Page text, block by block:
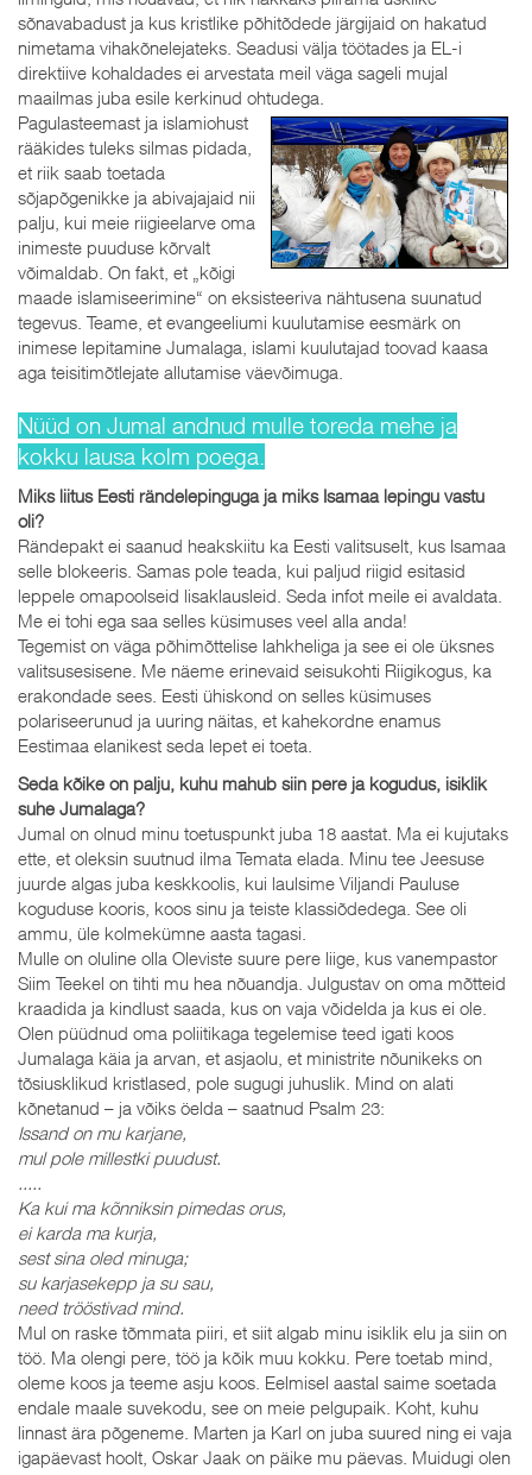
sõnavabadust ja kus kristlike põhitõdede järgijaid on hakatud
nimetama vihakõnelejateks. Seadusi välja töötades ja EL-i
direktiive kohaldades ei arvestata meil väga sageli mujal
maailmas juba esile kerkinud ohtudega.
Pagulasteemast ja islamiohust
rääkides tuleks silmas pidada,
et riik saab toetada
sõjapõgenikke ja abivajajaid nii
palju, kui meie riigieelarve oma
inimeste puuduse kõrvalt
võimaldab. On fakt, et „kõigi
maade islamiseerimine“ on eksisteeriva nähtusena suunatud
tegevus. Teame, et evangeeliumi kuulutamise eesmärk on
inimese lepitamine Jumalaga, islami kuulutajad toovad kaasa
aga teisitimõtlejate allutamise väevõimuga.
Nüüd on Jumal andnud mulle toreda mehe ja
kokku lausa kolm poega.
Miks liitus Eesti rändelepinguga ja miks Isamaa lepingu vastu
oli?
Rändepakt ei saanud heakskiitu ka Eesti valitsuselt, kus Isamaa
selle blokeeris. Samas pole teada, kui paljud riigid esitasid
leppele omapoolseid lisaklausleid. Seda infot meile ei avaldata.
Me ei tohi ega saa selles küsimuses veel alla anda!
Tegemist on väga põhimõttelise lahkheliga ja see ei ole üksnes
valitsusesisene. Me näeme erinevaid seisukohti Riigikogus, ka
erakondade sees. Eesti ühiskond on selles küsimuses
polariseerunud ja uuring näitas, et kahekordne enamus
Eestimaa elanikest seda lepet ei toeta.
Seda kõike on palju, kuhu mahub siin pere ja kogudus, isiklik
suhe Jumalaga?
Jumal on olnud minu toetuspunkt juba 18 aastat. Ma ei kujutaks
ette, et oleksin suutnud ilma Temata elada. Minu tee Jeesuse
juurde algas juba keskkoolis, kui laulsime Viljandi Pauluse
koguduse kooris, koos sinu ja teiste klassiõdedega. See oli
ammu, üle kolmekümne aasta tagasi.
Mulle on oluline olla Oleviste suure pere liige, kus vanempastor
Siim Teekel on tihti mu hea nõuandja. Julgustav on oma mõtteid
kraadida ja kindlust saada, kus on vaja võidelda ja kus ei ole.
Olen püüdnud oma poliitikaga tegelemise teed igati koos
Jumalaga käia ja arvan, et asjaolu, et ministrite nõunikeks on
tõsiusklikud kristlased, pole sugugi juhuslik. Mind on alati
kõnetanud – ja võiks öelda – saatnud Psalm 23:
Issand on mu karjane,
mul pole millestki puudust.
Ka kui ma kõnniksin pimedas orus,
ei karda ma kurja,
sest sina oled minuga;
su karjasekepp ja su sau,
need trööstivad mind.
Mul on raske tõmmata piiri, et siit algab minu isiklik elu ja siin on
töö. Ma olengi pere, töö ja kõik muu kokku. Pere toetab mind,
oleme koos ja teeme asju koos. Eelmisel aastal saime soetada
endale maale suvekodu, see on meie pelgupaik. Koht, kuhu
linnast ära põgeneme. Marten ja Karl on juba suured ning ei vaja
igapäevast hoolt, Oskar Jaak on päike mu päevas. Muidugi olen